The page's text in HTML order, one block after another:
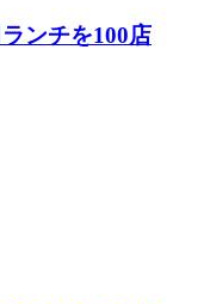
ンチを100店